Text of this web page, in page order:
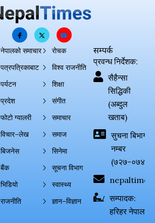
नेपालको समाचार
पत्रपत्रिकाबाट
पर्यटन
प्रदेश
फोटो ग्यालरी
विचार–लेख
बिजनेस
बैंक
भिडियो
राजनीति
रोचक
विश्व राजनीति
शिक्षा
संगीत
समाचार
समाज
सिनेमा
सूचना विभाग
स्वास्थ्य
ज्ञान–विज्ञान
सम्पर्क
प्रवन्ध निर्देशक:
सैहैन्सा
सिद्धिकी
(अब्दुल
खताब)
सुचना बिभाग
नम्बर
(७२७-०७४-
सम्पादक:
हरिहर नेपाल